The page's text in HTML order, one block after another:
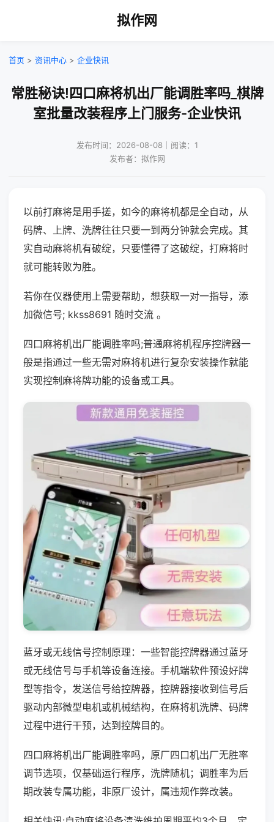
拟作网
首页 > 资讯中心 > 企业快讯
常胜秘诀!四口麻将机出厂能调胜率吗_棋牌
室批量改装程序上门服务-企业快讯
发布时间：2026-08-08｜阅读：1
发布者：拟作网
以前打麻将是用手搓，如今的麻将机都是全自动，从
码牌、上牌、洗牌往往只要一到两分钟就会完成。其
实自动麻将机有破绽，只要懂得了这破绽，打麻将时
就可能转败为胜。
若你在仪器使用上需要帮助，想获取一对一指导，添
加微信号; kkss8691 随时交流 。
四口麻将机出厂能调胜率吗;普通麻将机程序控牌器一
般是指通过一些无需对麻将机进行复杂安装操作就能
实现控制麻将牌功能的设备或工具。
蓝牙或无线信号控制原理：一些智能控牌器通过蓝牙
或无线信号与手机等设备连接。手机端软件预设好牌
型等指令，发送信号给控牌器，控牌器接收到信号后
驱动内部微型电机或机械结构，在麻将机洗牌、码牌
过程中进行干预，达到控牌目的。
四口麻将机出厂能调胜率吗，原厂四口机出厂无胜率
调节选项，仅基础运行程序，洗牌随机；调胜率为后
期改装专属功能，非原厂设计，属违规作弊改装。